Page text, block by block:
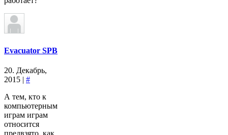
Evacuator SPB
20. Декабрь,
2015 | #
А тем, кто к
компьютерным
играм играм
относится